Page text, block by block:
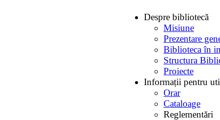
Despre bibliotecă
Misiune
Prezentare
Biblioteca în
Structura
Proiecte
Informații pentru
Orar
Cataloage
Reglementări